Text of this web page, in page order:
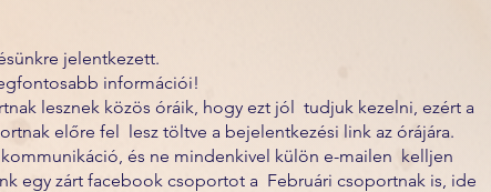
jelentkezett.
információi!
lesznek közös óráik, hogy ezt jól tudjuk kezelni, ezért a
előre fel lesz töltve a bejelentkezési link az órájára.
és ne mindenkivel külön e-mailen kelljen
egy zárt facebook csoportot a Februári csoportnak is, ide